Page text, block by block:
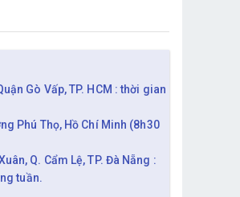
Gò Vấp, TP. HCM : thời gian
Phú Thọ, Hồ Chí Minh (8h30
Q. Cẩm Lệ, TP. Đà Nẵng :
tuần.